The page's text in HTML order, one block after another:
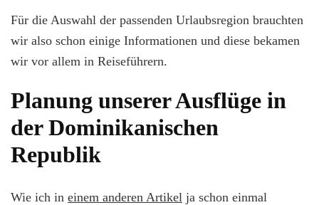
Für die Auswahl der passenden Urlaubsregion brauchten
wir also schon einige Informationen und diese bekamen
wir vor allem in Reiseführern.
Planung unserer Ausflüge in
der Dominikanischen
Republik
Wie ich in einem anderen Artikel ja schon einmal